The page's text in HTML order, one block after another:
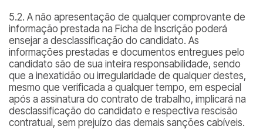
5.2. A não apresentação de qualquer comprovante de
informação prestada na Ficha de Inscrição poderá
ensejar a desclassificação do candidato. As
informações prestadas e documentos entregues pelo
candidato são de sua inteira responsabilidade, sendo
que a inexatidão ou irregularidade de qualquer destes,
mesmo que verificada a qualquer tempo, em especial
após a assinatura do contrato de trabalho, implicará na
desclassificação do candidato e respectiva rescisão
contratual, sem prejuízo das demais sanções cabíveis.